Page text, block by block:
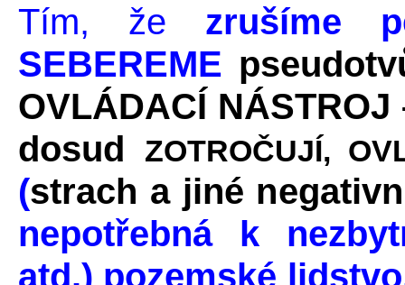
Tím, že zrušíme
SEBEREME
OVLÁDACÍ
dosud
ZOTROČUJÍ,
(strach a jiné
nepotřebná k
atd.) pozemské